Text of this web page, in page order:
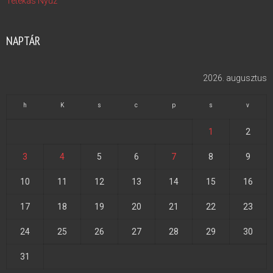
NAPTÁR
2026. augusztus
h K s c p s v
1 2
3 4 5 6 7 8 9
10 11 12 13 14 15 16
17 18 19 20 21 22 23
24 25 26 27 28 29 30
31